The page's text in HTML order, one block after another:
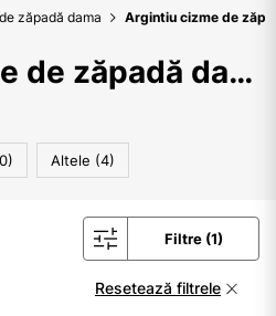
zăpadă dama Argintiu cizme de
Argintiu cizme de zăpadă dama
Altele (4)
Filtre (1)
Resetează filtrele